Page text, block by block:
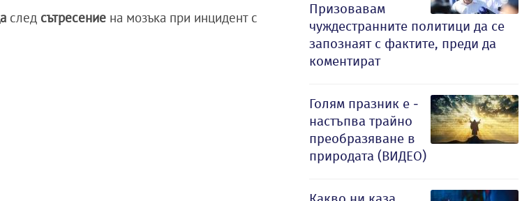
след сътресение на мозъка при инцидент с
Призовавам
чуждестранните политици да се
запознаят с фактите, преди да
коментират
Голям празник е -
настъпва трайно
преобразяване в
природата (ВИДЕО)